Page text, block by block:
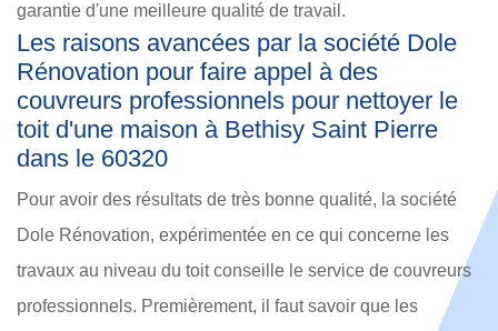
garantie d'une meilleure qualité de travail.
Les raisons avancées par la société Dole
Rénovation pour faire appel à des
couvreurs professionnels pour nettoyer le
toit d'une maison à Bethisy Saint Pierre
dans le 60320
Pour avoir des résultats de très bonne qualité, la société
Dole Rénovation, expérimentée en ce qui concerne les
travaux au niveau du toit conseille le service de couvreurs
professionnels. Premièrement, il faut savoir que les